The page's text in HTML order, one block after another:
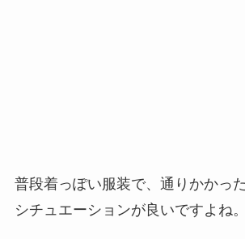
普段着っぽい服装で、通りかかっ
シチュエーションが良いですよね。